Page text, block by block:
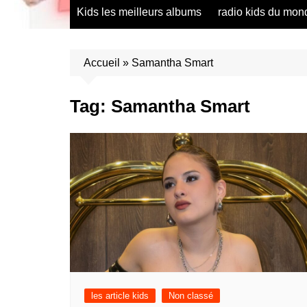
radio saumur Maine et Loire
présentation de
talents – English
présentation de
présentation de
présentation de
talents –
présentation de
talents –
présentation de
talents – Español
Kids les meilleurs albums radio kids du
Accueil » Samantha Smart
Tag: Samantha Smart
les article kids
Non classé